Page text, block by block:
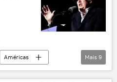
Américas
Nikki Haley
Mais 9